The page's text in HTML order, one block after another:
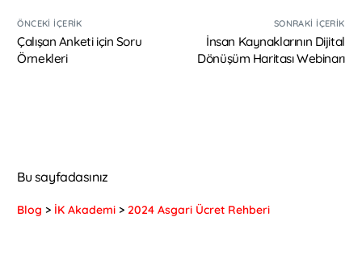
ÖNCEKI İÇERIK
Çalışan Anketi için Soru
Örnekleri
SONRAKI İÇERIK
İnsan Kaynaklarının Dijital
Dönüşüm Haritası Webinarı
Bu sayfadasınız
Blog > İK Akademi > 2024 Asgari Ücret Rehberi